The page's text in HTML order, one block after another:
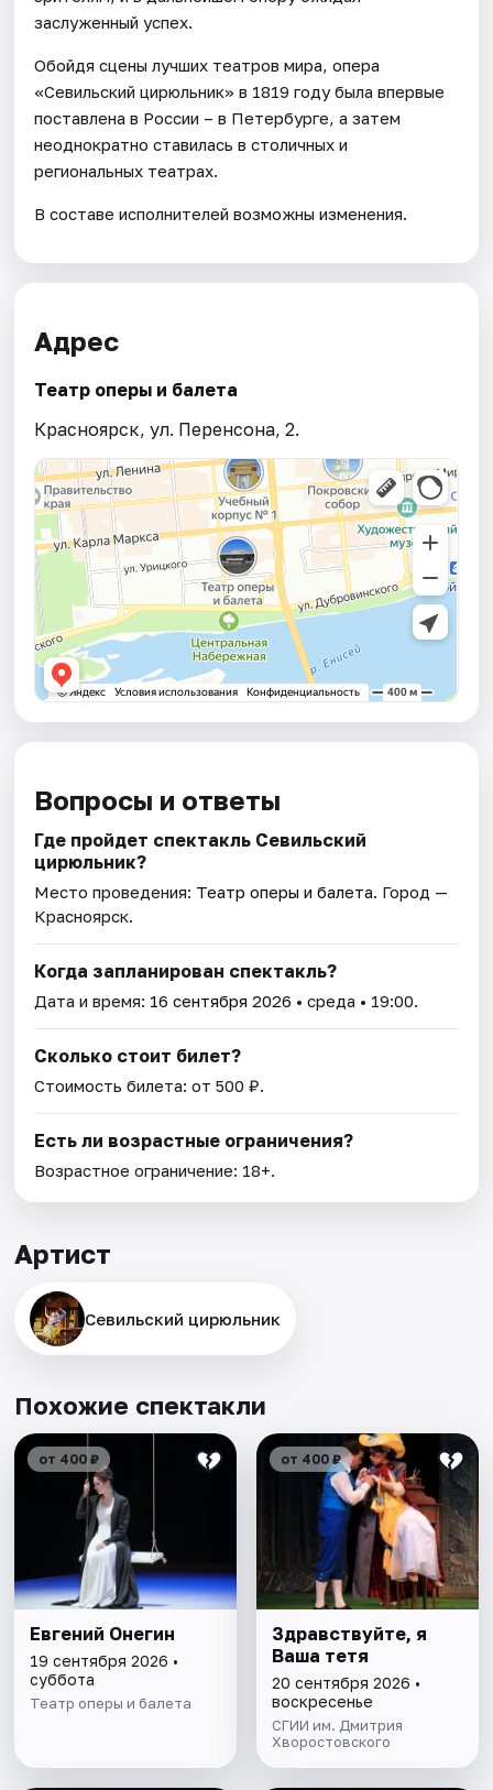
заслуженный успех.
Обойдя сцены лучших театров мира, опера
«Севильский цирюльник» в 1819 году была впервые
поставлена в России – в Петербурге, а затем
неоднократно ставилась в столичных и
региональных театрах.
В составе исполнителей возможны изменения.
Адрес
Театр оперы и балета
Красноярск, ул. Перенсона, 2.
Вопросы и ответы
Где пройдет спектакль Севильский
цирюльник?
Место проведения: Театр оперы и балета. Город —
Красноярск.
Когда запланирован спектакль?
Дата и время: 16 сентября 2026 • среда • 19:00.
Сколько стоит билет?
Стоимость билета: от 500 ₽.
Есть ли возрастные ограничения?
Возрастное ограничение: 18+.
Артист
Севильский цирюльник
Похожие спектакли
от 400 ₽
Евгений Онегин
19 сентября 2026 •
суббота
Театр оперы и балета
от 400 ₽
Здравствуйте, я
Ваша тетя
20 сентября 2026 •
воскресенье
СГИИ им. Дмитрия
Хворостовского